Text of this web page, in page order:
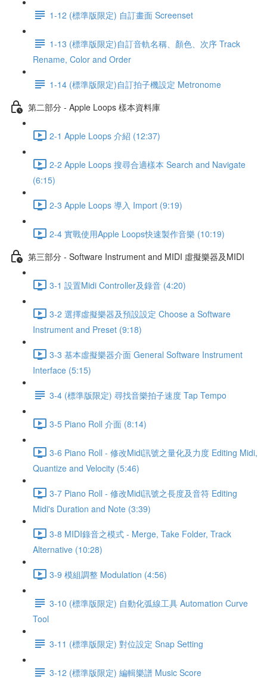
1-12 (標準版限定) 自訂畫面 Screenset
1-13 (標準版限定)自訂音軌名稱、顏色、次序 Track
Rename, Color and Order
1-14 (標準版限定)自訂拍子機設定 Metronome
第二部分 - Apple Loops 樣本資料庫
2-1 Apple Loops 介紹 (12:37)
2-2 Apple Loops 搜尋合適樣本 Search and Navigate
(6:15)
2-3 Apple Loops 導入 Import (9:19)
2-4 實戰使用Apple Loops快速製作音樂 (10:19)
第三部分 - Software Instrument and MIDI 虛擬樂器及MIDI
3-1 設置Midi Controller及錄音 (4:20)
3-2 選擇虛擬樂器及預設設定 Choose a Software
Instrument and Preset (9:18)
3-3 基本虛擬樂器介面 General Software Instrument
Interface (5:15)
3-4 (標準版限定) 尋找音樂拍子速度 Tap Tempo
3-5 Piano Roll 介面 (8:14)
3-6 Piano Roll - 修改Midi訊號之量化及力度 Editing Midi,
Quantize and Velocity (5:46)
3-7 Piano Roll - 修改Midi訊號之長度及音符 Editing
Midi's Duration and Note (3:39)
3-8 MIDI錄音之模式 - Merge, Take Folder, Track
Alternative (10:28)
3-9 模組調整 Modulation (4:56)
3-10 (標準版限定) 自動化弧線工具 Automation Curve
Tool
3-11 (標準版限定) 對位設定 Snap Setting
3-12 (標準版限定) 編輯樂譜 Music Score